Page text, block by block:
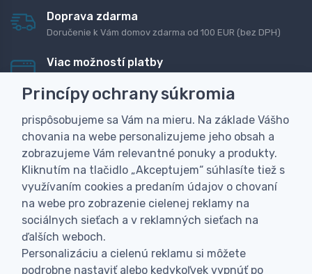
Doprava zdarma
Doručenie k Vám domov zdarma od 100 EUR (bez DPH)
Viac možností platby
dobierku
Personalizácia
Vyrobíme Vám vlastný originálny darček
Skúsenosť
Široký sortiment, z ktorého Vám pomôžeme vybrať
Princípy ochrany súkromia
prispôsobujeme sa Vám na mieru. Na základe Vášho
chovania na webe personalizujeme jeho obsah a
zobrazujeme Vám relevantné ponuky a produkty.
Kliknutím na tlačidlo „Akceptujem“ súhlasíte tiež s
využívaním cookies a predaním údajov o chovaní
na webe pro zobrazenie cielenej reklamy na
sociálnych sieťach a v reklamných sieťach na
ďalších weboch.
Personalizáciu a cielenú reklamu si môžete
podrobne nastaviť alebo kedykoľvek vypnúť po